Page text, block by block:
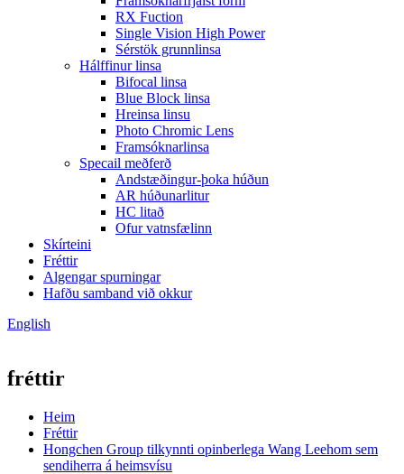
RX Fuction
Single Vision High Power
Sérstök grunnlinsa
Hálffinur linsa
Bifocal linsa
Blue Block linsa
Hreinsa linsu
Photo Chromic Lens
Framsóknarlinsa
Specail meðferð
Andstæðingur-þoka húðun
AR húðunarlitur
HC litað
Ofur vatnsfælinn
Skírteini
Fréttir
Algengar spurningar
Hafðu samband við okkur
English
fréttir
Heim
Fréttir
Hongchen Group tilkynnti opinberlega Wang Leehom sem
sendiherra á heimsvísu